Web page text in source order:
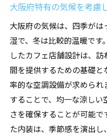
ドリーなアイデア
カフェ店舗設計にお
応用
空調設備がカフ
基本的な空調設
効率的な空調設
カフェ設計にお
ド
大阪府特有の気候を考慮
大阪府の気候は、四季が
湿で、冬は比較的温暖です
したカフェ店舗設計は、
間を提供するための基礎
率的な空調設備が求めら
することで、均一な涼し
さを確保することが可能
た内装は、季節感を演出